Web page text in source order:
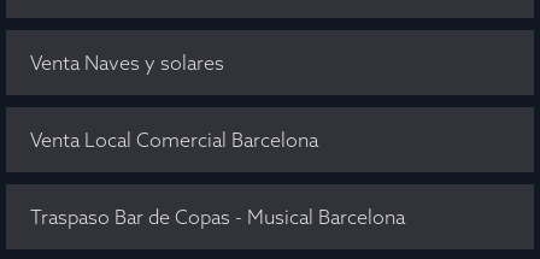
Venta Naves y solares
Venta Local Comercial Barcelona
Traspaso Bar de Copas - Musical Barcelona